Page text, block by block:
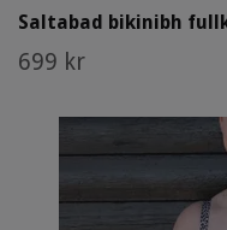
Saltabad bikinibh
699 kr